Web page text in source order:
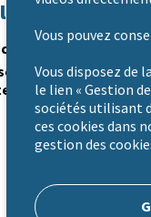
peuvent être
d’ouvrage sont
est donc
Vous pouvez
Vous disposez
le lien « Gestion
sociétés utilisant
ces cookies dans
gestion des